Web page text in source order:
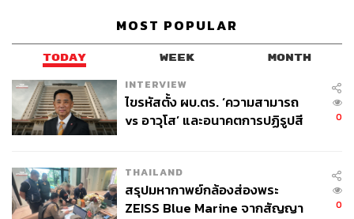
MOST POPULAR
TODAY WEEK MONTH
INTERVIEW
ไขรหัสตั้ง ผบ.ตร. ‘ความสามารถ
vs อาวุโส’ และอนาคตการปฏิรูปสี
0
THAILAND
สรุปมหากาพย์กล้องส่องพระ
ZEISS Blue Marine จากสัญญา
0